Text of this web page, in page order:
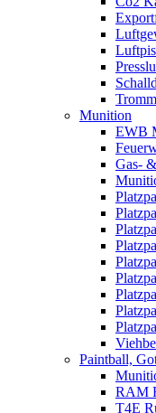
Munition
EWB
Gas-
Paintball,
RAM
T4E